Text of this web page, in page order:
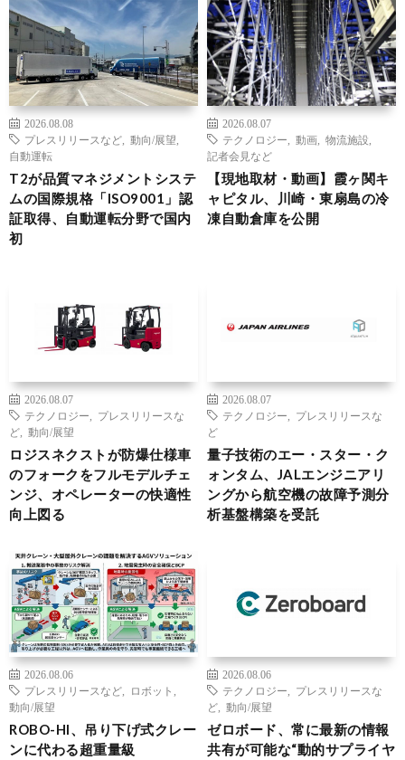
2026.08.08
プレスリリースなど
動向/展望
自動運転
T2が品質マネジメントシステ
ムの国際規格「ISO9001」認
証取得、自動運転分野で国内
初
2026.08.07
テクノロジー
動画 物流施設
記者会見など
【現地取材・動画】霞ヶ関キ
ャピタル、川崎・東扇島の冷
凍自動倉庫を公開
2026.08.07
テクノロジー
プレスリリースな
ど
動向/展望
ロジスネクストが防爆仕様車
のフォークをフルモデルチェ
ンジ、オペレーターの快適性
向上図る
2026.08.07
テクノロジー
プレスリリースな
ど
量子技術のエー・スター・ク
ォンタム、JALエンジニアリ
ングから航空機の故障予測分
析基盤構築を受託
2026.08.06
プレスリリースなど
ロボット
動向/展望
ROBO-HI、吊り下げ式クレー
ンに代わる超重量級
2026.08.06
テクノロジー
プレスリリースな
ど
動向/展望
ゼロボード、常に最新の情報
共有が可能な“動的サプライヤ